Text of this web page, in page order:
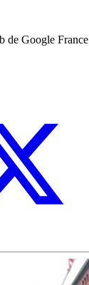
de Google France